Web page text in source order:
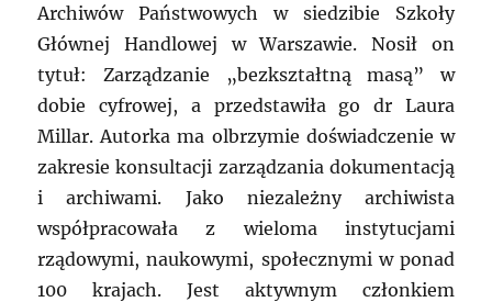
Archiwów Państwowych w siedzibie Szkoły
Głównej Handlowej w Warszawie. Nosił on
tytuł: Zarządzanie „bezkształtną masą” w
dobie cyfrowej, a przedstawiła go dr Laura
Millar. Autorka ma olbrzymie doświadczenie w
zakresie konsultacji zarządzania dokumentacją
i archiwami. Jako niezależny archiwista
współpracowała z wieloma instytucjami
rządowymi, naukowymi, społecznymi w ponad
100 krajach. Jest aktywnym członkiem